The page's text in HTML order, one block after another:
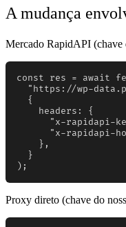
A mudança
Mercado RapidAPI
const res = await
"https://wp-
  {
    headers: {
"x-rapidapi-
"x-rapidapi-
    },
  }
);
Proxy direto (chave do